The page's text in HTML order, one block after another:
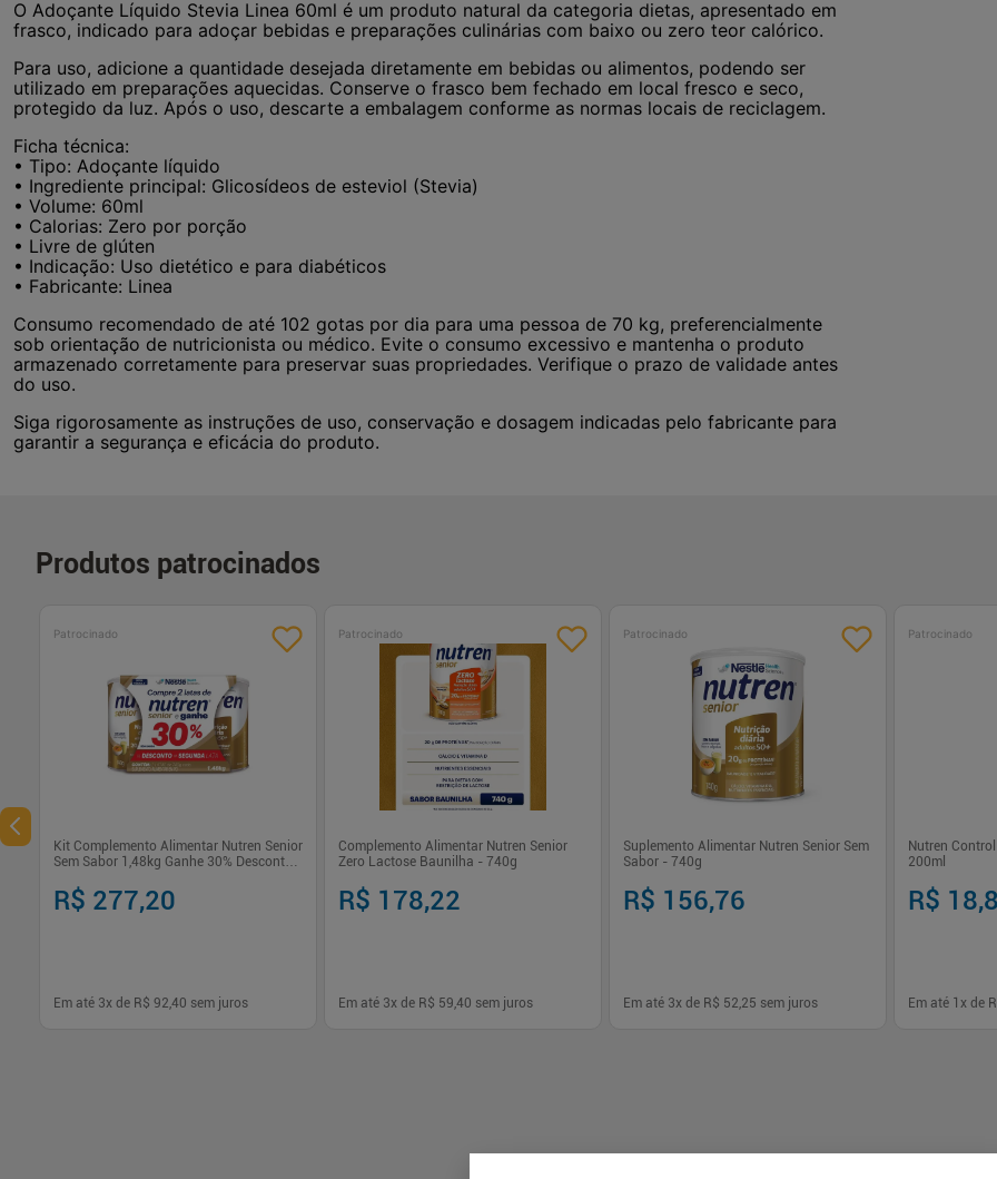
O Adoçante Líquido Stevia Linea 60ml é um produto natural da categoria dietas, apresentado em
frasco, indicado para adoçar bebidas e preparações culinárias com baixo ou zero teor calórico.
Para uso, adicione a quantidade desejada diretamente em bebidas ou alimentos, podendo ser
utilizado em preparações aquecidas. Conserve o frasco bem fechado em local fresco e seco,
protegido da luz. Após o uso, descarte a embalagem conforme as normas locais de reciclagem.
Ficha técnica:
• Tipo: Adoçante líquido
• Ingrediente principal: Glicosídeos de esteviol (Stevia)
• Volume: 60ml
• Calorias: Zero por porção
• Livre de glúten
• Indicação: Uso dietético e para diabéticos
• Fabricante: Linea
Consumo recomendado de até 102 gotas por dia para uma pessoa de 70 kg, preferencialmente
sob orientação de nutricionista ou médico. Evite o consumo excessivo e mantenha o produto
armazenado corretamente para preservar suas propriedades. Verifique o prazo de validade antes
do uso.
Siga rigorosamente as instruções de uso, conservação e dosagem indicadas pelo fabricante para
garantir a segurança e eficácia do produto.
Produtos patrocinados
Patrocinado
Kit Complemento Alimentar Nutren Senior
Sem Sabor 1,48kg Ganhe 30% Desconto
R$ 277,20
Em até 3x de R$ 92,40 sem juros
Patrocinado
Complemento Alimentar Nutren Senior
Zero Lactose Baunilha - 740g
R$ 178,22
Em até 3x de R$ 59,40 sem juros
Patrocinado
Suplemento Alimentar Nutren Senior Sem
Sabor - 740g
R$ 156,76
Em até 3x de R$ 52,25 sem juros
Patrocinado
Nutren
200ml
R$
Em até 1 x de